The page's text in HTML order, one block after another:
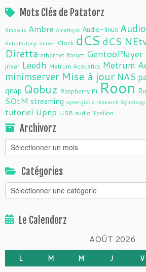
Mots Clés de Patatorz
6moons Ambre Amethyst Audio-linux
BubbleUpnp Server Clock dCS dCS
Diretta ethernet forum GentooPlayer
jriver Leedh Metrum Acoustics Metrum
minimserver Mise à jour NAS
qnap Qobuz Raspberry Pi Roon
SOtM streaming synergistic research Synology
tutoriel Upnp USB audio Ypsilon
Archivorz
Archivorz
Catégories
Catégories
Le Calendorz
AOÛT 2026
L M M J V